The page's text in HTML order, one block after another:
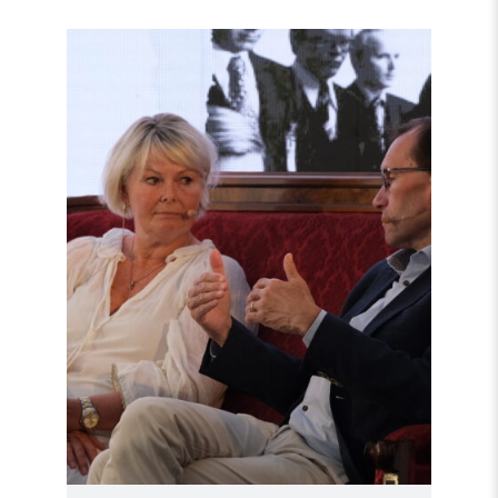
Read
article
"Møt
Helsingforskomiteen
på
Arendalsuka
2026"